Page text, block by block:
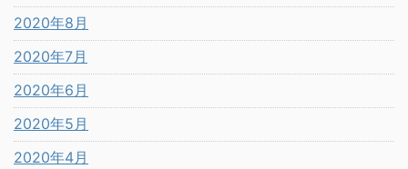
2020年8月
2020年7月
2020年6月
2020年5月
2020年4月